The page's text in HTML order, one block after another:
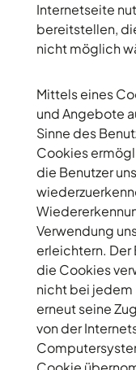
Internetseite
bereitstellen,
nicht möglich
Mittels eines
und Angebote
Sinne des
Cookies
die Benutzer
Verwendung
erleichtern. Der
die Cookies
nicht bei jedem
erneut seine
von der